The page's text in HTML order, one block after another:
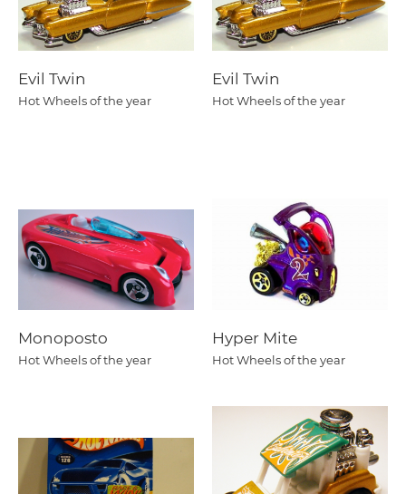
Evil Twin
Hot Wheels of the year
Evil Twin
Hot Wheels of the year
Monoposto
Hot Wheels of the year
Hyper Mite
Hot Wheels of the year